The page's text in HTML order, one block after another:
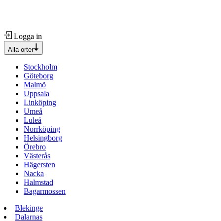
Logga in
Alla orter
Stockholm
Göteborg
Malmö
Uppsala
Linköping
Umeå
Luleå
Norrköping
Helsingborg
Örebro
Västerås
Hägersten
Nacka
Halmstad
Bagarmossen
Blekinge
Dalarnas